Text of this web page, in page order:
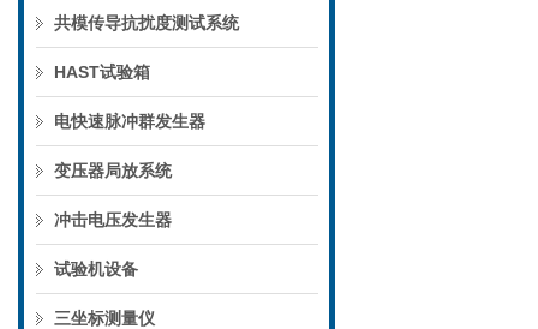
共模传导抗扰度测试系统
HAST试验箱
电快速脉冲群发生器
变压器局放系统
冲击电压发生器
试验机设备
三坐标测量仪